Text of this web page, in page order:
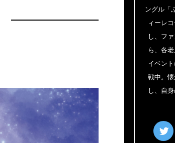
ングル「
ィーレ
し、フ
ら、各
イベン
戦中。
し、自